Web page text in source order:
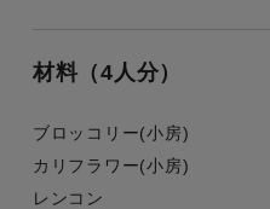
材料（4人分）
ブロッコリー(小房)
カリフラワー(小房)
レンコン